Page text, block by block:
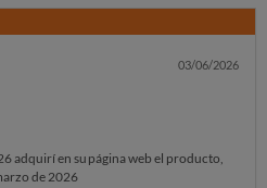
03/06/2026
adquirí en su página web el producto,
de 2026